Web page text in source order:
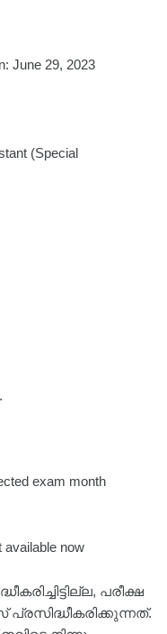
June 29, 2023
(Special
exam month
available now
പരീക്ഷ